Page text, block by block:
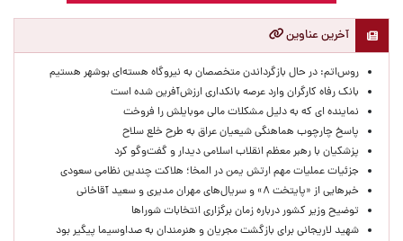
آخرین عناوین
روس‌اتم: در حال بازگرداندن متخصصان به نیروگاه هسته‌ای بوشهر هستیم
بانک رفاه کارگران وارد عرصه بانکداری ارزش‌آفرین شده است
نماینده ای که به دلیل مشکلات مالی موبایلش را فروخت
پاسخ چارچوب هماهنگی شیعیان عراق به طرح خلع سلاح
پزشکیان با رهبر معظم انقلاب اسلامی دیدار و گفت‌وگو کرد
جزئیات عملیات مهم ارتش یمن در المخا؛ هلاکت چندین نظامی سعودی
خبرهایی از «پایتخت ۸» و سریال‌های مهران مدیری و سعید آقاخانی
توضیح وزیر کشور درباره زمان برگزاری انتخابات شوراها
شهید لاریجانی برای بازگشت مجریان و هنرمندان به صداوسیما پیگیر بود